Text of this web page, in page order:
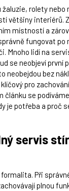
rolety nebo
většiny interiérů.
místností a
fungovat po
Mnoho lidí na
se neobjeví první
neobejdou bez
pro
článku se
je potřeba a proč
servis
Při
plnou